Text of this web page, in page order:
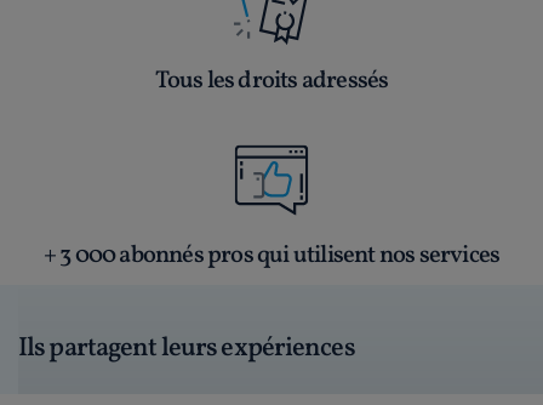
Tous les droits adressés
+ 3 000 abonnés pros qui utilisent nos services
Ils partagent leurs expériences